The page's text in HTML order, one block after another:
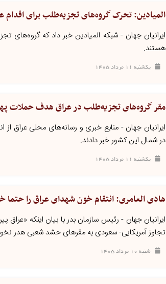
المیادین: تحرک گروه‌های تجزیه‌طلب برای اقدام
ایرانیان جهان - شبکه المیادین خبر داد که گروه‌های
هستند.
يکشنبه ۱۱ مرداد ۱۴۰۵
مقر گروه‌های تجزیه‌طلب در عراق هدف حملات
ایرانیان جهان - منابع خبری و رسانه‌های محلی عراق
در شمال این کشور خبر دادند.
يکشنبه ۱۱ مرداد ۱۴۰۵
هادی العامری: انتقام خون شهدای عراق را حتما
ایرانیان جهان - رئیس سازمان بدر با بیان اینکه
تجاوز آمریکایی- سعودی به مقرهای حشد شعبی هدر
شنبه ۱۰ مرداد ۱۴۰۵